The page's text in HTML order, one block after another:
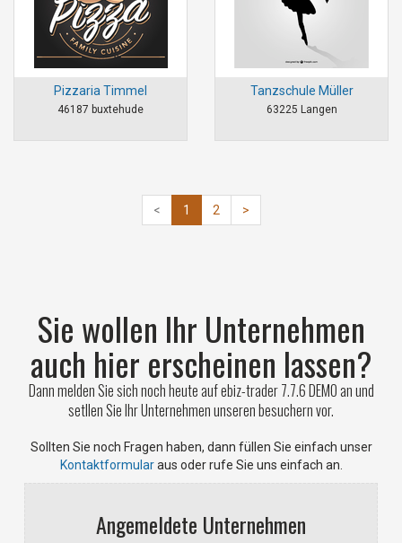
Pizzaria Timmel
46187 buxtehude
Tanzschule Müller
63225 Langen
< 1 2 >
Sie wollen Ihr Unternehmen
auch hier erscheinen lassen?
Dann melden Sie sich noch heute auf ebiz-trader 7.7.6 DEMO an und
setllen Sie Ihr Unternehmen unseren besuchern vor.
Sollten Sie noch Fragen haben, dann füllen Sie einfach unser
Kontaktformularaus oder rufe Sie uns einfach an.
Angemeldete Unternehmen